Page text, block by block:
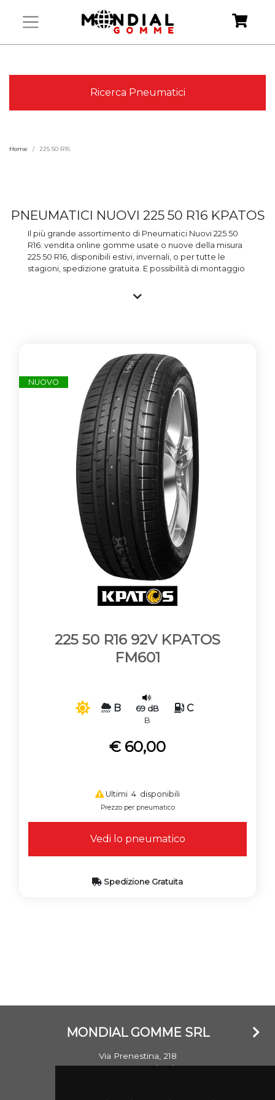
Ricerca Pneumatici
Home 225 50 R16
PNEUMATICI NUOVI 225 50 R16 KPATOS
Il più grande assortimento di Pneumatici Nuovi 225 50
R16: vendita online gomme usate o nuove della misura
225 50 R16, disponibili estivi, invernali, o per tutte le
stagioni, spedizione gratuita. E possibilità di montaggio
gli pneumatici nuovi sono importati e garantiti e con
(anno) di realizzazione, ma bensì se esposto a agenti
atmosferici che ne hanno danneggiato la struttura.
NUOVO
225 50 R16 92V KPATOS
FM601
B
69 dB
B
C
€ 60,00
Ultimi 4 disponibili
Prezzo per pneumatico
Vedi lo pneumatico
Spedizione Gratuita
MONDIAL GOMME SRL
Via Prenestina, 218
00176 Roma (RM)